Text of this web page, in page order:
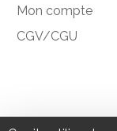
Mon compte
CGV/CGU